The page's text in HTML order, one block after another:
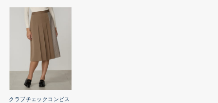
クラブチェックコンビス